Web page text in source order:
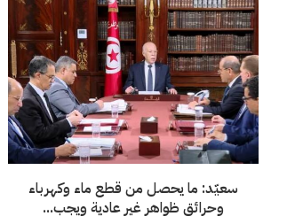
سعيّد: ما يحصل من قطع ماء وكهرباء
وحرائق ظواهر غير عادية ويجب...